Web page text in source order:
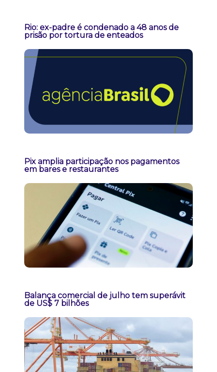
Rio: ex-padre é condenado a 48 anos de
prisão por tortura de enteados
Pix amplia participação nos pagamentos
em bares e restaurantes
Balança comercial de julho tem superávit
de US$ 7 bilhões